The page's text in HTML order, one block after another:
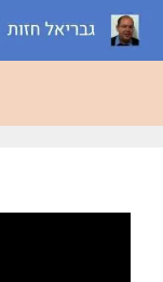
לדלג
לתוכן